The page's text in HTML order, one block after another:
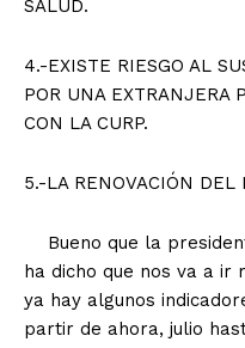
SALUD.
4.-EXISTE RIESGO AL
POR UNA EXTRANJERA
CON LA CURP.
5.-LA RENOVACIÓN DEL
Bueno que la
ha dicho que nos va a ir
ya hay algunos
partir de ahora, julio